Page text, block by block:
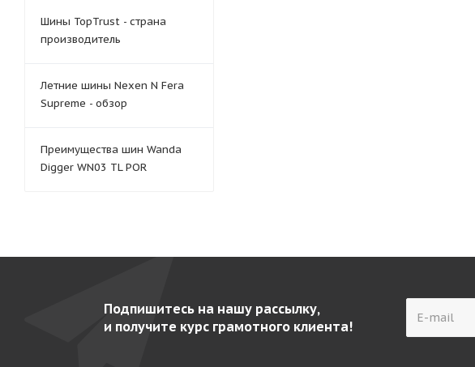
Шины TopTrust - страна
производитель
Летние шины Nexen N Fera
Supreme - обзор
Преимущества шин Wanda
Digger WN03 TL POR
Подпишитесь на нашу рассылку,
и получите курс грамотного клиента!